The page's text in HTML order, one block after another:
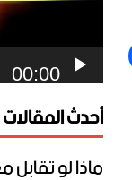
00:00
أحدث المقالات
ماذا لو